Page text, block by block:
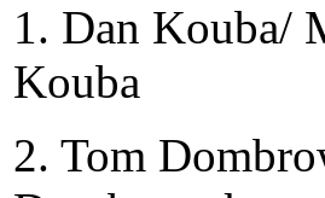
1. Dan Kouba/
2. Tom